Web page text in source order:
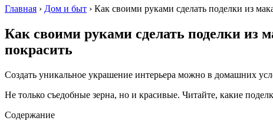
Главная › Дом и быт › Как своими руками сделать поделки из
Как своими руками сделать поделки из
покрасить
Создать уникальное украшение интерьера можно в домашних
Не только съедобные зерна, но и красивые. Читайте, какие
Содержание